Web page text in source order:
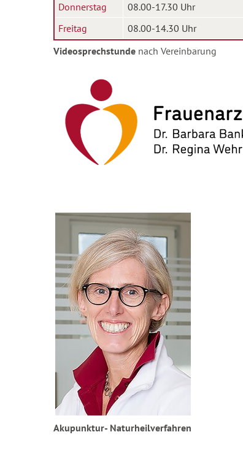
Donnerstag
08.00-17.30 Uhr
Freitag
08.00-14.30 Uhr
Videosprechstunde nach Vereinbarung
Akupunktur- Naturheilverfahren